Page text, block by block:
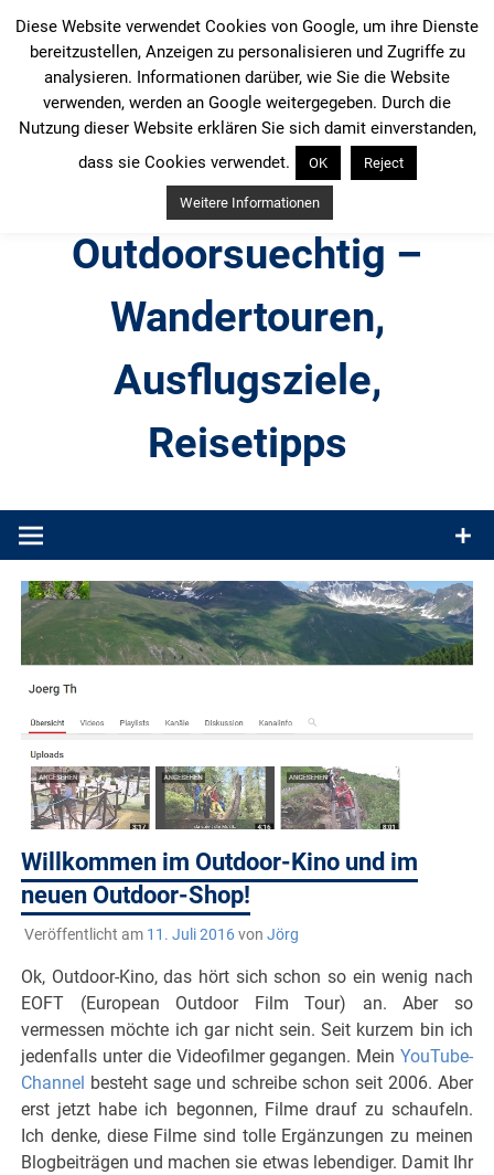
Inhalt
springen
Outdoorsuechtig –
Wandertouren,
Ausflugsziele,
Reisetipps
Produkttests und Buchrezensionen. Ein Blog für alle, die gern
Willkommen im Outdoor-Kino und im
neuen Outdoor-Shop!
Veröffentlicht am 11. Juli 2016von Jörg
Ok, Outdoor-Kino, das hört sich schon so ein wenig nach
EOFT (European Outdoor Film Tour) an. Aber so
vermessen möchte ich gar nicht sein. Seit kurzem bin ich
jedenfalls unter die Videofilmer gegangen. Mein YouTube-
Channel besteht sage und schreibe schon seit 2006. Aber
erst jetzt habe ich begonnen, Filme drauf zu schaufeln.
Ich denke, diese Filme sind tolle Ergänzungen zu meinen
Blogbeiträgen und machen sie etwas lebendiger. Damit Ihr
Diese Website verwendet Cookies von Google, um ihre Dienste
bereitzustellen, Anzeigen zu personalisieren und Zugriffe zu
analysieren. Informationen darüber, wie Sie die Website
verwenden, werden an Google weitergegeben. Durch die
Nutzung dieser Website erklären Sie sich damit einverstanden,
dass sie Cookies verwendet.
OK Reject
Weitere Informationen